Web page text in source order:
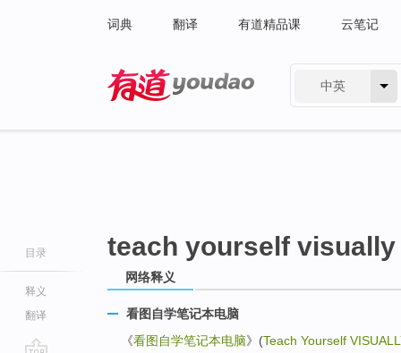
词典 翻译 有道精品课 云笔记
中英
目录
释义
翻译
teach yourself
网络释义
看图自学笔记本电脑
《看图自学笔记本电脑》(Teach Yourself